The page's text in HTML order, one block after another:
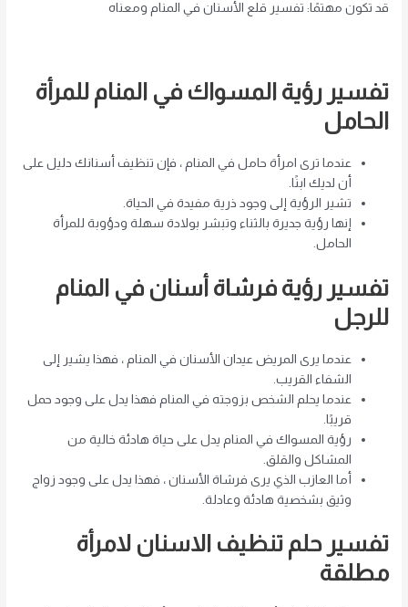
قد تكون مهتمًا: تفسير قلع الأسنان في المنام ومعناه
تفسير رؤية المسواك في المنام للمرأة
الحامل
عندما ترى امرأة حامل في المنام ، فإن تنظيف أسنانك دليل على
أن لديك ابنًا.
تشير الرؤية إلى وجود ذرية مفيدة في الحياة.
إنها رؤية جديرة بالثناء وتبشر بولادة سهلة ودؤوبة للمرأة
الحامل.
تفسير رؤية فرشاة أسنان في المنام
للرجل
عندما يرى المريض عيدان الأسنان في المنام ، فهذا يشير إلى
الشفاء القريب.
عندما يحلم الشخص بزوجته في المنام فهذا يدل على وجود حمل
قريبًا.
رؤية المسواك في المنام يدل على حياة هادئة خالية من
المشاكل والقلق.
أما العازب الذي يرى فرشاة الأسنان ، فهذا يدل على وجود زواج
وثيق بشخصية هادئة وعادلة.
تفسير حلم تنظيف الاسنان لامرأة
مطلقة